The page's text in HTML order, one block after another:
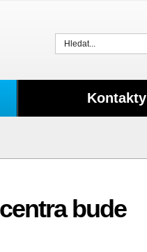
bude
Kontakty